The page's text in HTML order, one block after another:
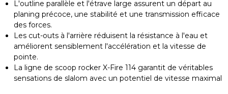
L'outline parallèle et l'étrave large assurent un départ au
planing précoce, une stabilité et une transmission efficace
des forces.
Les cut-outs à l'arrière réduisent la résistance à l'eau et
améliorent sensiblement l'accélération et la vitesse de
pointe.
La ligne de scoop rocker X-Fire 114 garantit de véritables
sensations de slalom avec un potentiel de vitesse maximal